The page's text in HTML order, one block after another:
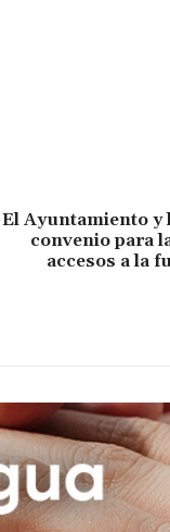
El Ayuntamiento y
convenio para
accesos a la